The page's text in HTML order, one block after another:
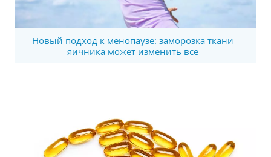
Новый подход к менопаузе: заморозка ткани
яичника может изменить все